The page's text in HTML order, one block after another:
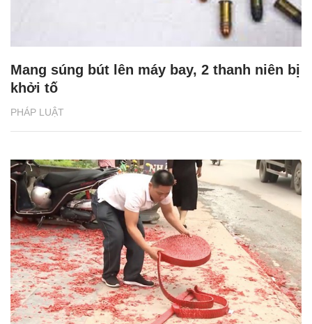
PHÁP LUẬT
Mang súng bút lên máy bay, 2 thanh niên bị
khởi tố